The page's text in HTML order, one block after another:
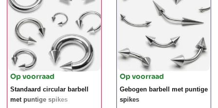
Op voorraad
Standaard circular barbell
met puntige spikes
Op voorraad
Gebogen barbell met puntige
spikes